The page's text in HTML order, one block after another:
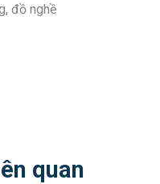
đồ nghề
quan